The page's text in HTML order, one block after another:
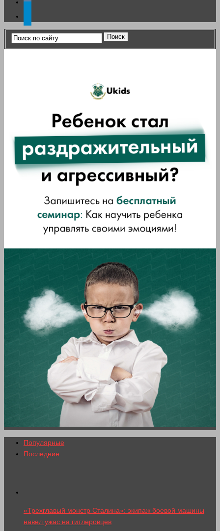
Популярные
Последние
«Трехглавый монстр Сталина»: экипаж боевой машины
навел ужас на гитлеровцев